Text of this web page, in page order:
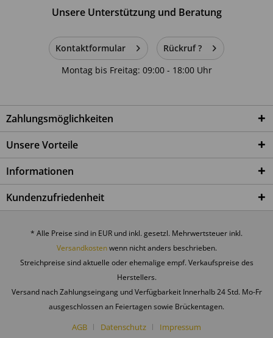
Unsere Unterstützung und Beratung
Kontaktformular
Rückruf ?
Montag bis Freitag: 09:00 - 18:00 Uhr
Zahlungsmöglichkeiten
Unsere Vorteile
Informationen
Kundenzufriedenheit
* Alle Preise sind in EUR und inkl. gesetzl. Mehrwertsteuer inkl.
Versandkostenwenn nicht anders beschrieben.
Streichpreise sind aktuelle oder ehemalige empf. Verkaufspreise des
Herstellers.
Versand nach Zahlungseingang und Verfügbarkeit Innerhalb 24 Std. Mo-Fr
ausgeschlossen an Feiertagen sowie Brückentagen.
AGB Datenschutz Impressum